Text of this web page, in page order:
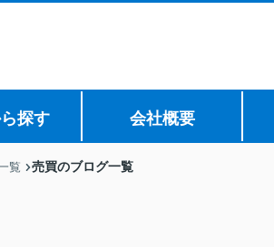
探す 会社概要
覧 売買のブログ一覧